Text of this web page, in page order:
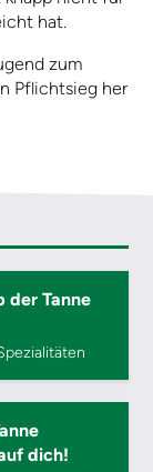
hat.
zum
Pflichtsieg her
der Tanne
dich!